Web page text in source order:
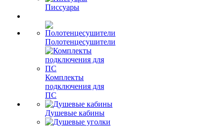
Писсуары
Полотенцесушители
Комплекты
подключения для
ПС
Душевые кабины